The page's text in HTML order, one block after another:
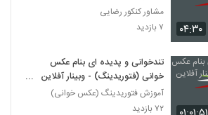
027039 - تندخوانی سری چهارم
۳۷۵ بازدید
027040 - تندخوانی سری چهارم
۰۴:۳۰
مشاور کنکور رضایی
۷ بازدید
تندخوانی و پدیده ای بنام عکس
خوانی (فتوریدینگ) - وبینار آفلاین
mrphotoreading.ir
آموزش فتوریدینگ (عکس خوانی)
۷۲ بازدید